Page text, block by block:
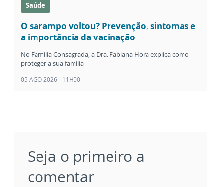
Saúde
O sarampo voltou? Prevenção, sintomas e
a importância da vacinação
No Família Consagrada, a Dra. Fabiana Hora explica como
proteger a sua família
05 AGO 2026 - 11H00
Seja o primeiro a
comentar